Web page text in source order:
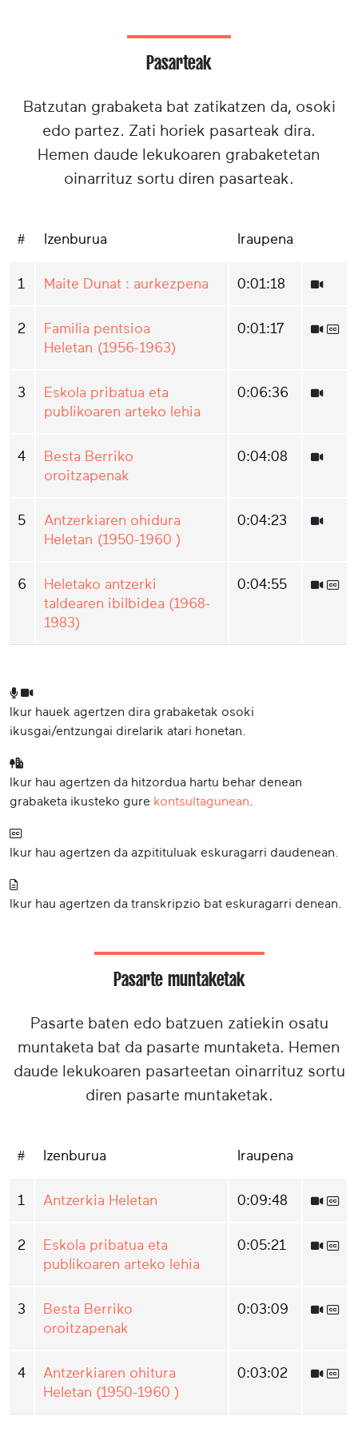
Pasarteak
Batzutan grabaketa bat zatikatzen da, osoki
edo partez. Zati horiek pasarteak dira.
Hemen daude lekukoaren grabaketetan
oinarrituz sortu diren pasarteak.
# Izenburua Iraupena
1 Maite Dunat : aurkezpena 0:01:18
2
Familia pentsioa
Heletan (1956-1963)
0:01:17
3
Eskola pribatua eta
publikoaren arteko lehia
0:06:36
4
Besta Berriko
oroitzapenak
0:04:08
5
Antzerkiaren ohidura
Heletan (1950-1960 )
0:04:23
6
Heletako antzerki
taldearen ibilbidea (1968-
1983)
0:04:55
Ikur hauek agertzen dira grabaketak osoki
ikusgai/entzungai direlarik atari honetan.
Ikur hau agertzen da hitzordua hartu behar denean
grabaketa ikusteko gure kontsultagunean
Ikur hau agertzen da azpitituluak eskuragarri daudenean.
Ikur hau agertzen da transkripzio bat eskuragarri denean.
Pasarte muntaketak
Pasarte baten edo batzuen zatiekin osatu
muntaketa bat da pasarte muntaketa. Hemen
daude lekukoaren pasarteetan oinarrituz sortu
diren pasarte muntaketak.
# Izenburua Iraupena
1 Antzerkia Heletan 0:09:48
2
Eskola pribatua eta
publikoaren arteko lehia
0:05:21
3
Besta Berriko
oroitzapenak
0:03:09
4
Antzerkiaren ohitura
Heletan (1950-1960 )
0:03:02